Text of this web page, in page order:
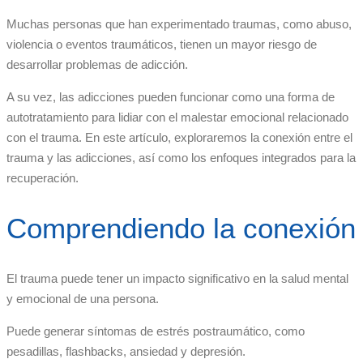
Muchas personas que han experimentado traumas, como abuso,
violencia o eventos traumáticos, tienen un mayor riesgo de
desarrollar problemas de adicción.
A su vez, las adicciones pueden funcionar como una forma de
autotratamiento para lidiar con el malestar emocional relacionado
con el trauma. En este artículo, exploraremos la conexión entre el
trauma y las adicciones, así como los enfoques integrados para la
recuperación.
Comprendiendo la conexión
El trauma puede tener un impacto significativo en la salud mental
y emocional de una persona.
Puede generar síntomas de estrés postraumático, como
pesadillas, flashbacks, ansiedad y depresión.